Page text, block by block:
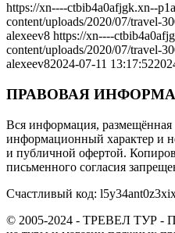
https://xn----ctbib4a0afjgk.xn--
content/uploads/2020/07/travel-
alexeev8 https://xn----
content/uploads/2020/07/travel-
alexeev82024-07-11 13:17:52
ПРАВОВАЯ
Вся информация, размещённая
информационный характер и
и публичной офертой.
письменного согласия
Счастливый код:
© 2005-2024 - ТРЕВЕЛ ТУР -